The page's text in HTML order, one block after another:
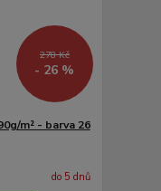
278 Kč
- 26 %
m² - barva 26
do 5 dnů